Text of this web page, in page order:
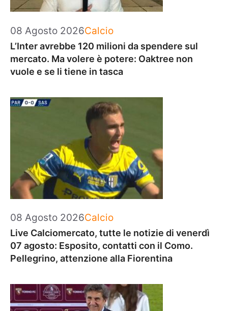
08 Agosto 2026Categorie
Calcio
L’Inter avrebbe 120 milioni da spendere sul
mercato. Ma volere è potere: Oaktree non
vuole e se li tiene in tasca
08 Agosto 2026Categorie
Calcio
Live Calciomercato, tutte le notizie di venerdì
07 agosto: Esposito, contatti con il Como.
Pellegrino, attenzione alla Fiorentina